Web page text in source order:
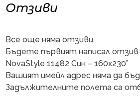
Отзиви
Все още няма отзиви.
Бъдете първият написал отзив
NovaStyle 11482 Син – 160х230”
Вашият имейл адрес няма да
Задължителните полета са